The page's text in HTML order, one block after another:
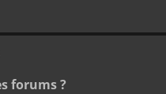
forums ?